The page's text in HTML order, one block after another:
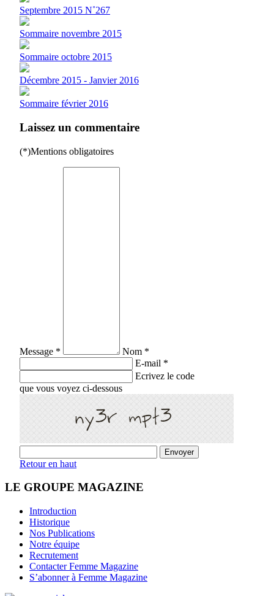
Septembre 2015 N˚267
Sommaire novembre 2015
Sommaire octobre 2015
Décembre 2015 - Janvier 2016
Sommaire février 2016
Laissez un commentaire
(*)Mentions obligatoires
Message *
Nom *
E-mail *
Ecrivez le code
que vous voyez ci-dessous
Retour en haut
LE GROUPE MAGAZINE
Introduction
Historique
Nos Publications
Notre équipe
Recrutement
Contacter Femme Magazine
S’abonner à Femme Magazine